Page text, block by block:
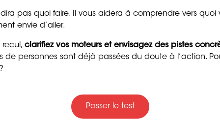
de m’adapter rapidement à tout
expérience client optimale.
attentes, je reste à votre disposition pour un
détaillée mes motivations.
l’expression de mes salutations distinguées.
Trente messages
bon anniversaire
4 min. de lecture
dira pas quoi faire. Il vous aidera à comprendre vers quoi
envie d’aller.
recul, clarifiez vos moteurs et envisagez des pistes
de personnes sont déjà passées du doute à l’action.
Passer le test